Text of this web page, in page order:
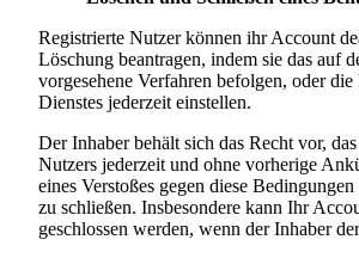
Registrierte Nutzer können ihr Account
Löschung beantragen, indem sie das auf
vorgesehene Verfahren befolgen, oder
Dienstes jederzeit einstellen.
Der Inhaber behält sich das Recht vor,
Nutzers jederzeit und ohne vorherige
eines Verstoßes gegen diese Bedingungen
zu schließen. Insbesondere kann Ihr
geschlossen werden, wenn der Inhaber